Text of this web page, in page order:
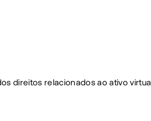
direitos relacionados ao ativo